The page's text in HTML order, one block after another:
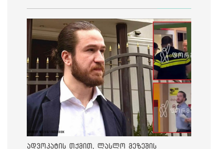
ადვოკატის თქმით, ლასლო მეზეშის